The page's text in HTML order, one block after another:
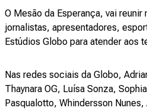
O Mesão da Esperança, vai
jornalistas, apresentadores,
Estúdios Globo para atender aos
Nas redes sociais da Globo,
Thaynara OG, Luísa Sonza,
Pasqualotto, Whindersson